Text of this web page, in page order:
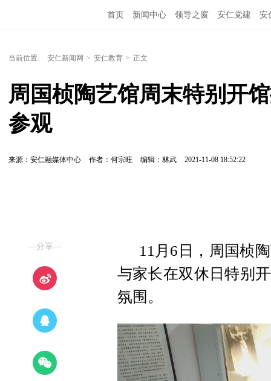
首页 新闻中心 领导之窗 安仁党建 安
当前位置: 安仁新闻网 > 安仁教育 > 正文
周国桢陶艺馆周末特别开
参观
来源：安仁融媒体中心 作者：何宗旺 编辑：林武 2021-11-08 18:52:22
—分享—
11月6日，周国桢
与家长在双休日特别
氛围。